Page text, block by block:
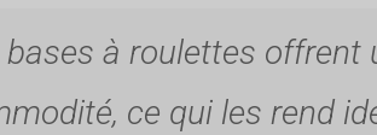
bases à roulettes offrent
ce qui les rend